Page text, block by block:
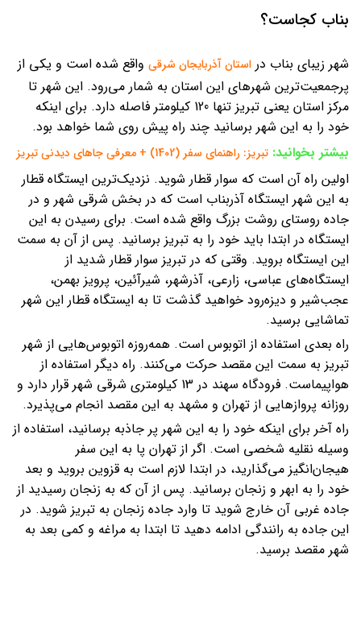
بناب کجاست؟
شهر زیبای بناب در استان آذربایجان شرقی واقع شده است و یکی از
پرجمعیت‌ترین شهرهای این استان به شمار می‌رود. این شهر تا
مرکز استان یعنی تبریز تنها 120 کیلومتر فاصله دارد. برای اینکه
خود را به این شهر برسانید چند راه پیش روی شما خواهد بود.
بیشتر بخوانید: تبریز: راهنمای سفر (1402) + معرفی جاهای دیدنی تبریز
اولین راه آن است که سوار قطار شوید. نزدیک‌ترین ایستگاه قطار
به این شهر ایستگاه آذربناب است که در بخش شرقی شهر و در
جاده روستای روشت بزرگ واقع شده است. برای رسیدن به این
ایستگاه در ابتدا باید خود را به تبریز برسانید. پس از آن به سمت
این ایستگاه بروید. وقتی که در تبریز سوار قطار شدید از
ایستگاه‌های عباسی، زارعی، آذرشهر، شیرآئین، پرویز بهمن،
عجب‌شیر و دیزه‌رود خواهید گذشت تا به ایستگاه قطار این شهر
تماشایی برسید.
راه بعدی استفاده از اتوبوس است. همه‌روزه اتوبوس‌هایی از شهر
تبریز به سمت این مقصد حرکت می‌کنند. راه دیگر استفاده از
هواپیماست. فرودگاه سهند در 13 کیلومتری شرقی شهر قرار دارد و
روزانه پروازهایی از تهران و مشهد به این مقصد انجام می‌پذیرد.
راه آخر برای اینکه خود را به این شهر پر جاذبه برسانید، استفاده از
وسیله نقلیه شخصی است. اگر از تهران پا به این سفر
هیجان‌انگیز می‌گذارید، در ابتدا لازم است به قزوین بروید و بعد
خود را به ابهر و زنجان برسانید. پس از آن که به زنجان رسیدید از
جاده غربی آن خارج شوید تا وارد جاده زنجان به تبریز شوید. در
این جاده به رانندگی ادامه دهید تا ابتدا به مراغه و کمی بعد به
شهر مقصد برسید.